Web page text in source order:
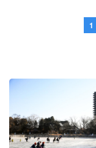
辽宁
山东
1